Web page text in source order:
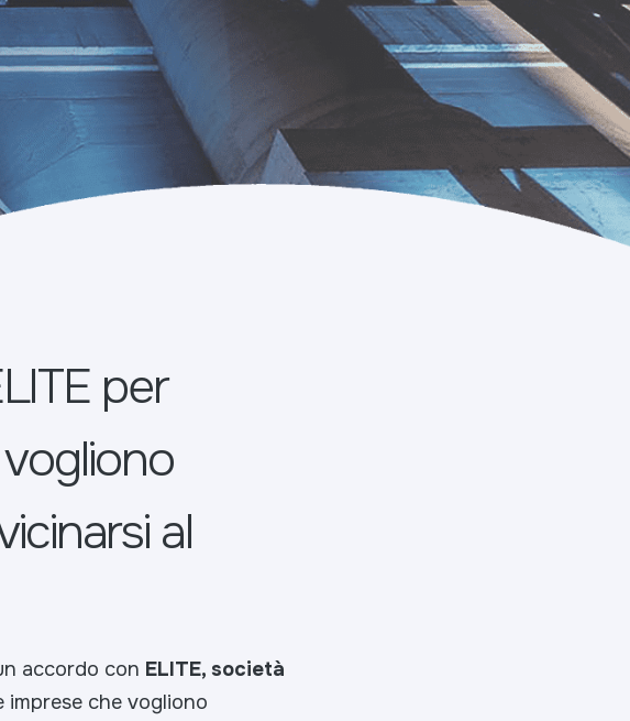
per
al
accordo con ELITE, società
imprese che vogliono